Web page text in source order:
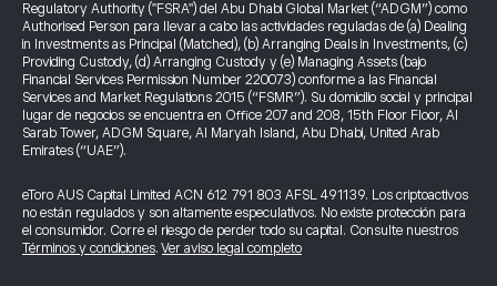
Regulatory Authority ("FSRA") del Abu Dhabi Global Market (“ADGM”) como
Authorised Person para llevar a cabo las actividades reguladas de (a) Dealing
in Investments as Principal (Matched), (b) Arranging Deals in Investments, (c)
Providing Custody, (d) Arranging Custody y (e) Managing Assets (bajo
Financial Services Permission Number 220073) conforme a las Financial
Services and Market Regulations 2015 (“FSMR”). Su domicilio social y principal
lugar de negocios se encuentra en Office 207 and 208, 15th Floor Floor, Al
Sarab Tower, ADGM Square, Al Maryah Island, Abu Dhabi, United Arab
Emirates (“UAE”).
eToro AUS Capital Limited ACN 612 791 803 AFSL 491139. Los criptoactivos
no están regulados y son altamente especulativos. No existe protección para
el consumidor. Corre el riesgo de perder todo su capital. Consulte nuestros
Términos y condiciones.Ver aviso legal completo